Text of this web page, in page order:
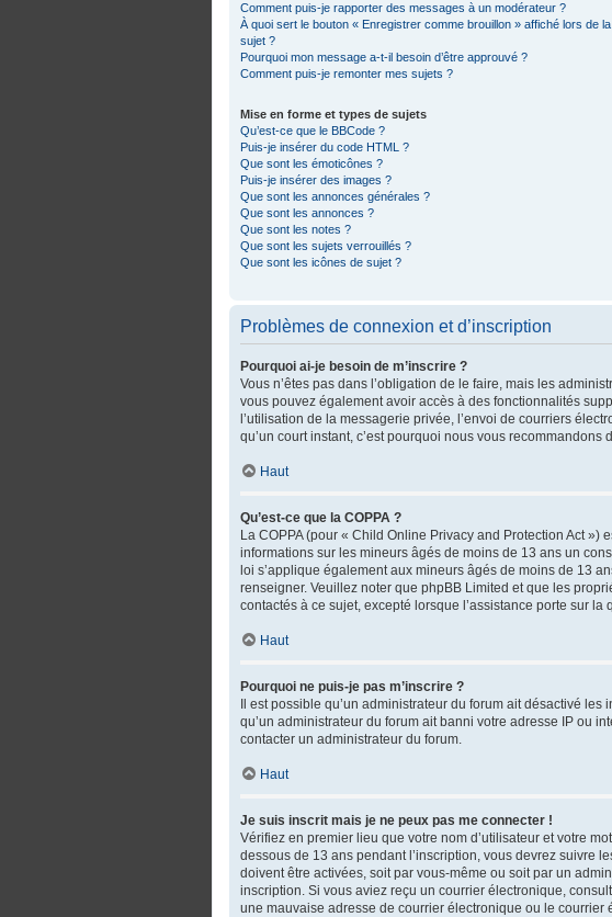
Comment puis-je rapporter des messages à un modérateur ?
À quoi sert le bouton « Enregistrer comme brouillon » affiché lors de la
sujet ?
Pourquoi mon message a-t-il besoin d’être approuvé ?
Comment puis-je remonter mes sujets ?
Mise en forme et types de sujets
Qu’est-ce que le BBCode ?
Puis-je insérer du code HTML ?
Que sont les émoticônes ?
Puis-je insérer des images ?
Que sont les annonces générales ?
Que sont les annonces ?
Que sont les notes ?
Que sont les sujets verrouillés ?
Que sont les icônes de sujet ?
Problèmes de connexion et d’inscription
Pourquoi ai-je besoin de m’inscrire ?
Vous n’êtes pas dans l’obligation de le faire, mais les
vous pouvez également avoir accès à des fonctionnalités
l’utilisation de la messagerie privée, l’envoi de courriers
qu’un court instant, c’est pourquoi nous vous recommandons
Haut
Qu’est-ce que la COPPA ?
La COPPA (pour « Child Online Privacy and Protection Act
informations sur les mineurs âgés de moins de 13 ans un
loi s’applique également aux mineurs âgés de moins de 13
renseigner. Veuillez noter que phpBB Limited et que les
contactés à ce sujet, excepté lorsque l’assistance porte sur
Haut
Pourquoi ne puis-je pas m’inscrire ?
Il est possible qu’un administrateur du forum ait désactivé
qu’un administrateur du forum ait banni votre adresse IP ou
contacter un administrateur du forum.
Haut
Je suis inscrit mais je ne peux pas me connecter !
Vérifiez en premier lieu que votre nom d’utilisateur et votre
dessous de 13 ans pendant l’inscription, vous devrez suivre
doivent être activées, soit par vous-même ou soit par un
inscription. Si vous aviez reçu un courrier électronique,
une mauvaise adresse de courrier électronique ou le courrier